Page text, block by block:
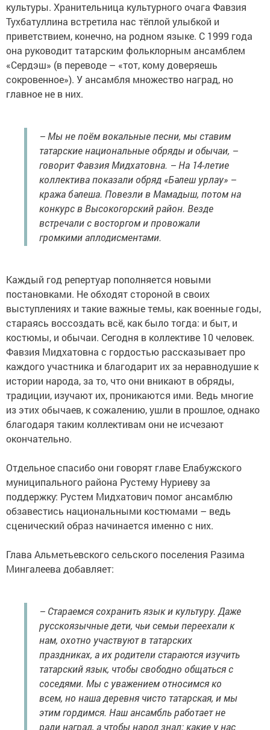
культуры. Хранительница культурного очага Фавзия
Тухбатуллина встретила нас тёплой улыбкой и
приветствием, конечно, на родном языке. С 1999 года
она руководит татарским фольклорным ансамблем
«Сердэш» (в переводе – «тот, кому доверяешь
сокровенное»). У ансамбля множество наград, но
главное не в них.
– Мы не поём вокальные песни, мы ставим
татарские национальные обряды и обычаи, –
говорит Фавзия Мидхатовна. – На 14-летие
коллектива показали обряд «Бәлеш урлау» –
кража бәлеша. Повезли в Мамадыш, потом на
конкурс в Высокогорский район. Везде
встречали с восторгом и провожали
громкими аплодисментами.
Каждый год репертуар пополняется новыми
постановками. Не обходят стороной в своих
выступлениях и такие важные темы, как военные годы,
стараясь воссоздать всё, как было тогда: и быт, и
костюмы, и обычаи. Сегодня в коллективе 10 человек.
Фавзия Мидхатовна с гордостью рассказывает про
каждого участника и благодарит их за неравнодушие к
истории народа, за то, что они вникают в обряды,
традиции, изучают их, проникаются ими. Ведь многие
из этих обычаев, к сожалению, ушли в прошлое, однако
благодаря таким коллективам они не исчезают
окончательно.
Отдельное спасибо они говорят главе Елабужского
муниципального района Рустему Нуриеву за
поддержку: Рустем Мидхатович помог ансамблю
обзавестись национальными костюмами – ведь
сценический образ начинается именно с них.
Глава Альметьевского сельского поселения Разима
Мингалеева добавляет:
– Стараемся сохранить язык и культуру. Даже
русскоязычные дети, чьи семьи переехали к
нам, охотно участвуют в татарских
праздниках, а их родители стараются изучить
татарский язык, чтобы свободно общаться с
соседями. Мы с уважением относимся ко
всем, но наша деревня чисто татарская, и мы
этим гордимся. Наш ансамбль работает не
ради наград, а чтобы народ знал: какие у нас